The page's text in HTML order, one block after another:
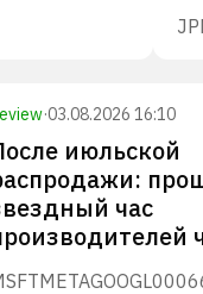
·03.08.2026 16:10
июльской
час
METAGOOGL